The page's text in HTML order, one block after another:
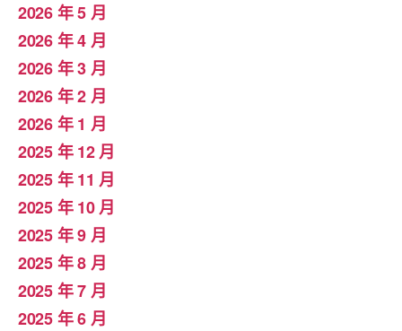
2026 年 5 月
2026 年 4 月
2026 年 3 月
2026 年 2 月
2026 年 1 月
2025 年 12 月
2025 年 11 月
2025 年 10 月
2025 年 9 月
2025 年 8 月
2025 年 7 月
2025 年 6 月